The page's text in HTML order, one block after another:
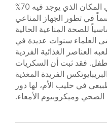
يلعب ميكروبيوم الأمعاء، وهي المكان الذي يوجد فيه 70%
في تطور الجهاز المناعي
للصحة المناعية الحالية
العلماء سنوات عديدة في
العناصر الغذائية الفردية
فقد ثبت أن السكريات
الفريدة المغذية
في حليب الأم، لها دور
وميكروبيوم الأمعاء.